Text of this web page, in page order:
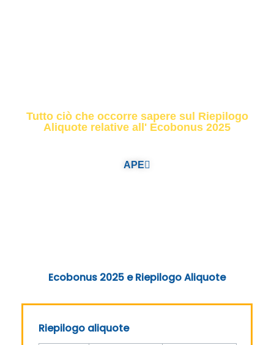
Tutto ciò che occorre sapere sul Riepilogo
Aliquote relative all' Ecobonus 2025
APE
Ecobonus 2025 e Riepilogo Aliquote
Riepilogo aliquote